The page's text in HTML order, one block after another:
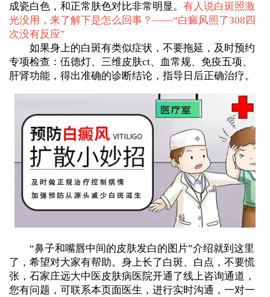
成瓷白色，和正常肤色对比非常明显。 有人说白斑照激
光没用，来了解下是怎么回事？——“白癜风照了308四
次没有反应”
如果身上的白斑有类似症状，不要拖延，及时预约
专项检查：伍德灯、三维皮肤ct、血常规、免疫五项、
肝肾功能，得出准确的诊断结论，指导日后正确治疗。
“鼻子和嘴唇中间的皮肤发白的图片”介绍就到这里
了，希望对大家有帮助。身上长了白斑、白点，不要慌
张，石家庄远大中医皮肤病医院开通了线上咨询通道，
您有问题，可联系本页面医生，进行实时沟通，一对一